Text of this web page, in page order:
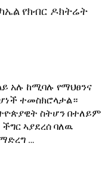
የክብር ዶክትሬት
አሉ ከሚባሉ የማህፀንና
ተመስክሮላታል።
ስትሆን በተለይም
ኣያደረሰ ባለዉ
…